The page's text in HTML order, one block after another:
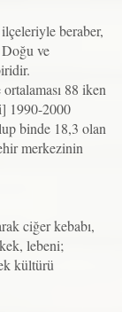
beraber,
ve
88 iken
1990-2000
binde 18,3 olan
merkezinin
ciğer kebabı,
lebeni;
kültürü